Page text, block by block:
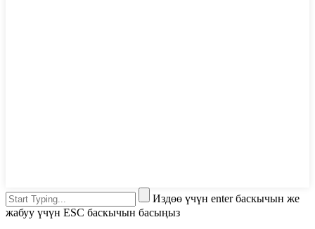
Издөө үчүн enter баскычын же
жабуу үчүн ESC баскычын басыңыз